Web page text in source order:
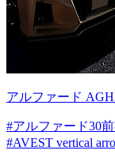
アルファード
#アルファード30
#AVEST vertical